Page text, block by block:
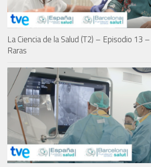
La Ciencia de la Salud (T2) – Episodio 13
Raras